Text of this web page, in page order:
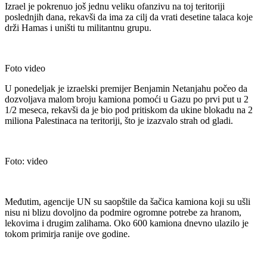
Izrael je pokrenuo još jednu veliku ofanzivu na toj teritoriji
poslednjih dana, rekavši da ima za cilj da vrati desetine talaca koje
drži Hamas i uništi tu militantnu grupu.
Foto video
U ponedeljak je izraelski premijer Benjamin Netanjahu počeo da
dozvoljava malom broju kamiona pomoći u Gazu po prvi put u 2
1/2 meseca, rekavši da je bio pod pritiskom da ukine blokadu na 2
miliona Palestinaca na teritoriji, što je izazvalo strah od gladi.
Foto: video
Međutim, agencije UN su saopštile da šačica kamiona koji su ušli
nisu ni blizu dovoljno da podmire ogromne potrebe za hranom,
lekovima i drugim zalihama. Oko 600 kamiona dnevno ulazilo je
tokom primirja ranije ove godine.